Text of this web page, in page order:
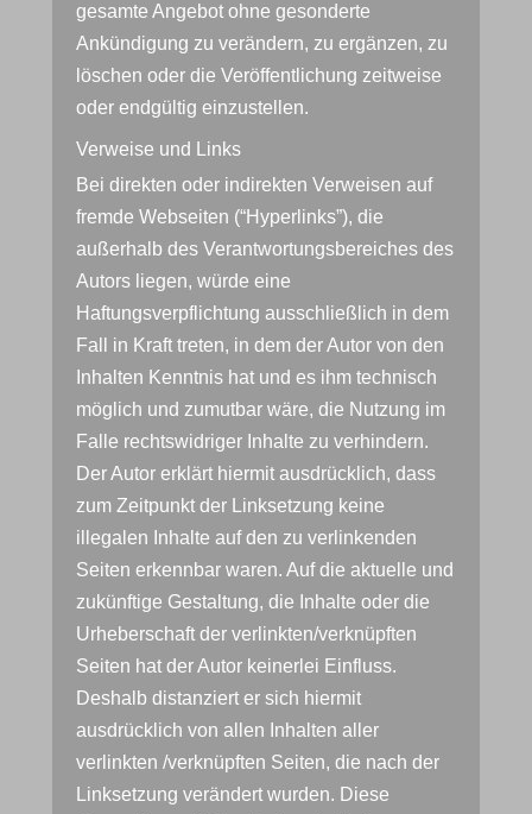
gesamte Angebot ohne gesonderte
Ankündigung zu verändern, zu ergänzen, zu
löschen oder die Veröffentlichung zeitweise
oder endgültig einzustellen.
Verweise und Links
Bei direkten oder indirekten Verweisen auf
fremde Webseiten (“Hyperlinks”), die
außerhalb des Verantwortungsbereiches des
Autors liegen, würde eine
Haftungsverpflichtung ausschließlich in dem
Fall in Kraft treten, in dem der Autor von den
Inhalten Kenntnis hat und es ihm technisch
möglich und zumutbar wäre, die Nutzung im
Falle rechtswidriger Inhalte zu verhindern.
Der Autor erklärt hiermit ausdrücklich, dass
zum Zeitpunkt der Linksetzung keine
illegalen Inhalte auf den zu verlinkenden
Seiten erkennbar waren. Auf die aktuelle und
zukünftige Gestaltung, die Inhalte oder die
Urheberschaft der verlinkten/verknüpften
Seiten hat der Autor keinerlei Einfluss.
Deshalb distanziert er sich hiermit
ausdrücklich von allen Inhalten aller
verlinkten /verknüpften Seiten, die nach der
Linksetzung verändert wurden. Diese